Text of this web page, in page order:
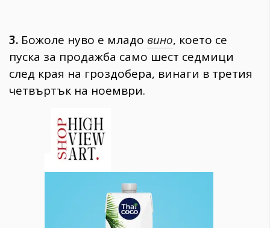
3. Божоле нуво е младо вино, което се
пуска за продажба само шест седмици
след края на гроздобера, винаги в третия
четвъртък на ноември.